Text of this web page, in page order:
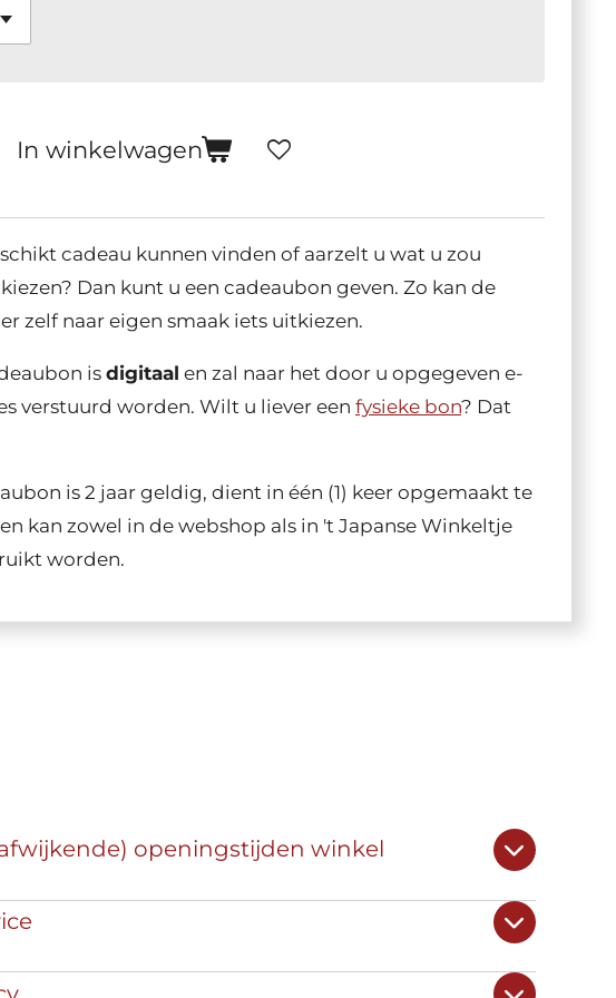
In winkelwagen
cadeau kunnen vinden of aarzelt u wat u zou
Dan kunt u een cadeaubon geven. Zo kan de
zelf naar eigen smaak iets uitkiezen.
is digitaal en zal naar het door u opgegeven e-
verstuurd worden. Wilt u liever een fysieke bon? Dat
is 2 jaar geldig, dient in één (1) keer opgemaakt te
kan zowel in de webshop als in 't Japanse Winkeltje
worden.
openingstijden winkel